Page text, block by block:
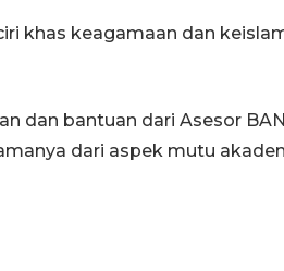
khas keagamaan dan
dan bantuan dari Asesor
dari aspek mutu